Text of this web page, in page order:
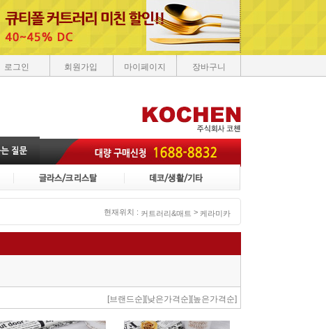
로그인 회원가입 마이페이지 장바구니
현재위치 : 커트러리&매트 > 케라미카
[브랜드순] [낮은가격순] [높은가격순]